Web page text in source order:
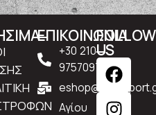
ΕΠΙΚΟΙΝΩΝΙΑ
+30 210
9757097
Αγίου
FOLLOW
US